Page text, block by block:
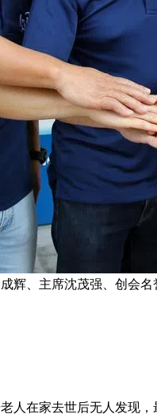
辉、主席沈茂强、创会
人在家去世后无人发现